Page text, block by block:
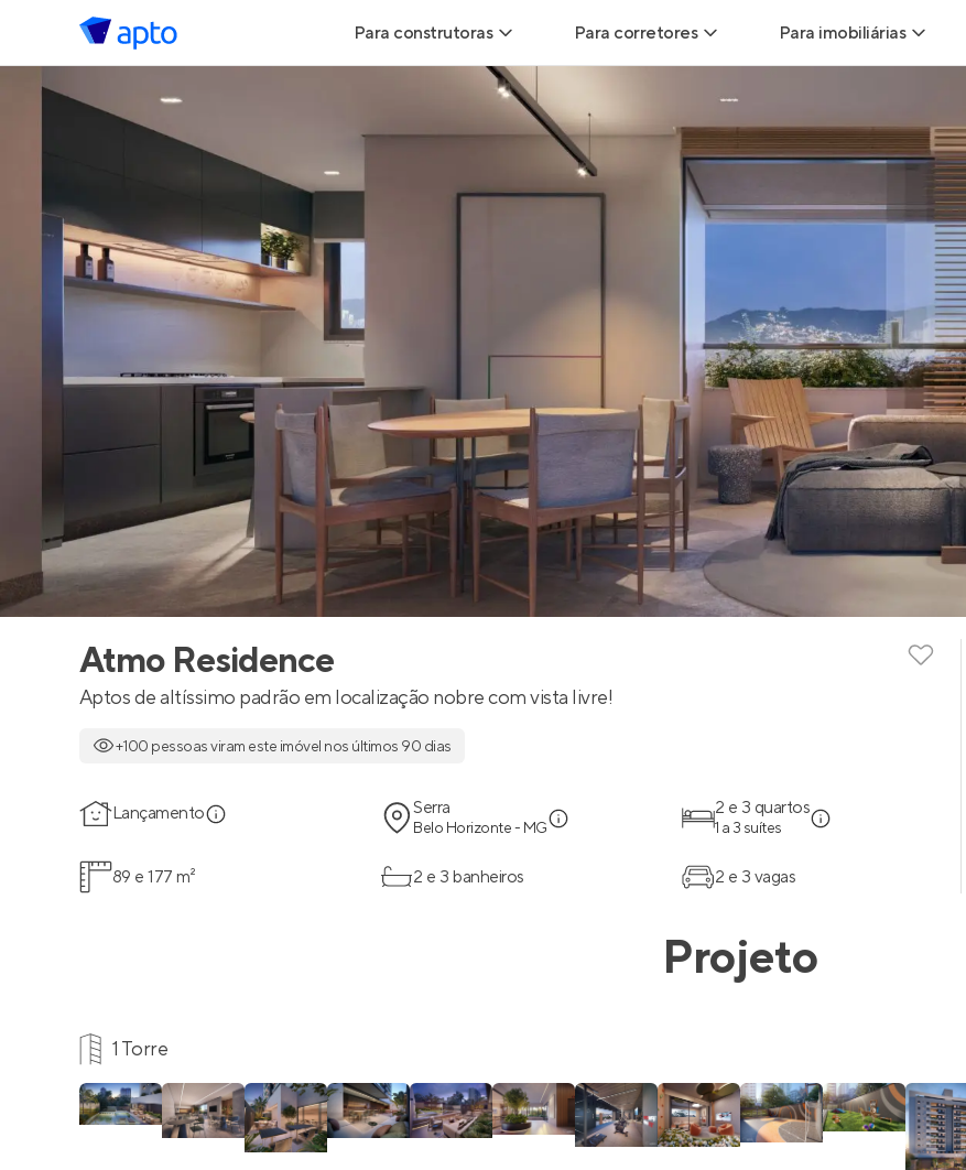
Para construtoras
Geração de Leads
Anunciar Imóveis
Para corretores
Leads para Corretores
Corretor+
Parcerias imobiliárias
Perfil Verificado
Anunciar imóveis
Para imobiliárias
Hub de imobiliárias
Anunciar imóveis
Atmo Residence
Aptos de altíssimo padrão em localização nobre com vista livre!
+100 pessoas viram este imóvel nos últimos 90 dias
Lançamento Serra
Belo Horizonte - MG
2 e 3 quartos
1 a 3 suítes
89 e 177 m² 2 e 3 banheiros 2 e 3 vagas
Projeto
1 Torre